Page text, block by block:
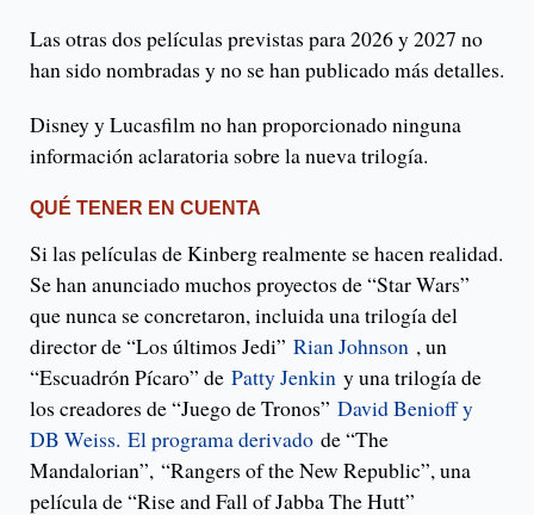
Las otras dos películas previstas para 2026 y 2027 no
han sido nombradas y no se han publicado más detalles.
Disney y Lucasfilm no han proporcionado ninguna
información aclaratoria sobre la nueva trilogía.
QUÉ TENER EN CUENTA
Si las películas de Kinberg realmente se hacen realidad.
Se han anunciado muchos proyectos de “Star Wars”
que nunca se concretaron, incluida una trilogía del
director de “Los últimos Jedi” Rian Johnson , un
“Escuadrón Pícaro” de Patty Jenkin y una trilogía de
los creadores de “Juego de Tronos” David Benioff y
DB Weiss. El programa derivado de “The
Mandalorian”, “Rangers of the New Republic”, una
película de “Rise and Fall of Jabba The Hutt”